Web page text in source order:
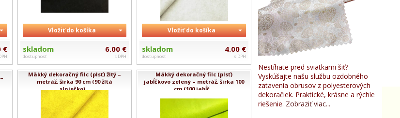
Nestíhate pred sviatkami šiť?
Vyskúšajte našu službu ozdobného
zatavenia obrusov z polyesterových
dekoračiek. Praktické, krásne a rýchle
riešenie. Zobraziť viac...
€
Vložiť do košíka
skladom
dostupnosť
6.00 €
s DPH
Vložiť do košíka
skladom
dostupnosť
4.00 €
s DPH
Mäkký dekoračný filc (plsť) žltý –
metráž, šírka 90 cm (90 žltá
slniečko)...
Mäkký dekoračný filc (plsť)
jabĺčkovo zelený – metráž, šírka 100
cm (100 jabĺč...